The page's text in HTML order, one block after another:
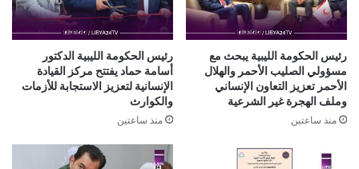
رئيس الحكومة الليبية يبحث مع
مسؤولي الصليب الأحمر والهلال
الأحمر تعزيز التعاون الإنساني
وملف الهجرة غير الشرعية
منذ ساعتين
رئيس الحكومة الليبية الدكتور
أسامة حماد يفتتح مركز القيادة
الإنسانية لتعزيز الاستجابة للأزمات
والكوارث
منذ ساعتين